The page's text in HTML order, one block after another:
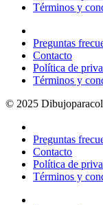
Términos y
Preguntas
Contacto
Política de
Términos y
© 2025
Preguntas
Contacto
Política de
Términos y